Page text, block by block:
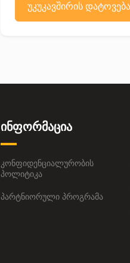
უკუკავშირის დატოვება
ინფორმაცია
კონფიდენციალურობის
პოლიტიკა
პარტნიორული პროგრამა